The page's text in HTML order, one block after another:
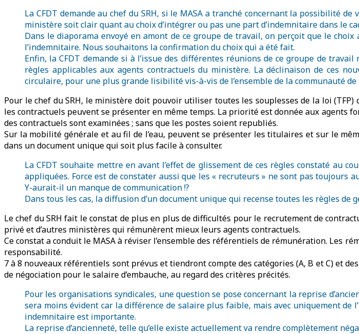
La CFDT demande au chef du SRH, si le MASA a tranché concernant la possibilité
ministère soit clair quant au choix d’intégrer ou pas une part d’indemnitaire dans le
Dans le diaporama envoyé en amont de ce groupe de travail, on perçoit que le
l’indemnitaire. Nous souhaitons la confirmation du choix qui a été fait.
Enfin, la CFDT demande si à l’issue des différentes réunions de ce groupe de
règles applicables aux agents contractuels du ministère. La déclinaison de ces
circulaire, pour une plus grande lisibilité vis-à-vis de l’ensemble de la communauté
Pour le chef du SRH, le ministère doit pouvoir utiliser toutes les souplesses de la loi
les contractuels peuvent se présenter en même temps. La priorité est donnée aux agents
des contractuels sont examinées ; sans que les postes soient republiés.
Sur la mobilité générale et au fil de l’eau, peuvent se présenter les titulaires et sur le
dans un document unique qui soit plus facile à consulter.
La CFDT souhaite mettre en avant l’effet de glissement de ces règles constaté au
appliquées. Force est de constater aussi que les « recruteurs » ne sont pas toujours
Y-aurait-il un manque de communication !?
Dans tous les cas, la diffusion d’un document unique qui recense toutes les règles
Le chef du SRH fait le constat de plus en plus de difficultés pour le recrutement de
privé et d’autres ministères qui rémunèrent mieux leurs agents contractuels.
Ce constat a conduit le MASA à réviser l’ensemble des référentiels de rémunération. Les
responsabilité.
7 à 8 nouveaux référentiels sont prévus et tiendront compte des catégories (A, B et C) et
de négociation pour le salaire d’embauche, au regard des critères précités.
Pour les organisations syndicales, une question se pose concernant la reprise
sera moins évident car la différence de salaire plus faible, mais avec uniquement
indemnitaire est importante.
La reprise d’ancienneté, telle qu’elle existe actuellement va rendre complètement